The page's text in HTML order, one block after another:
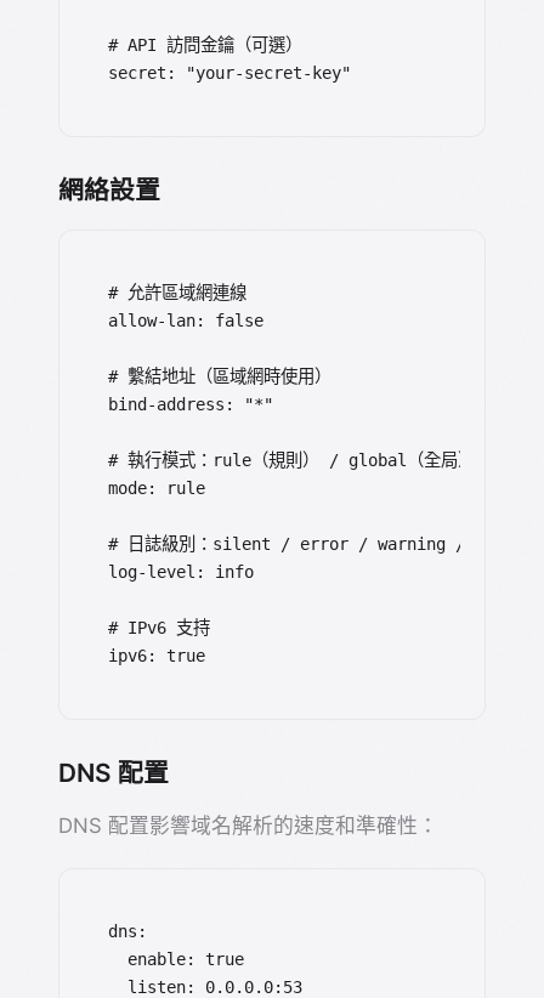
# API 訪問金鑰（可選）
secret: "your-secret-key"
網絡設置
# 允許區域網連線
allow-lan: false
# 繫結地址（區域網時使用）
bind-address: "*"
# 執行模式：rule（規則） / global（全局） /
mode: rule
# 日誌級別：silent / error / warning / info /
log-level: info
# IPv6 支持
ipv6: true
DNS 配置
DNS 配置影響域名解析的速度和準確性：
dns:
  enable: true
  listen: 0.0.0.0:53